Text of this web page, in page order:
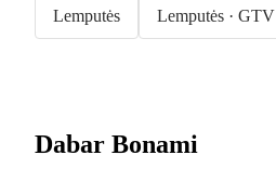
Lemputės Lemputės · GTV
Dabar Bonami